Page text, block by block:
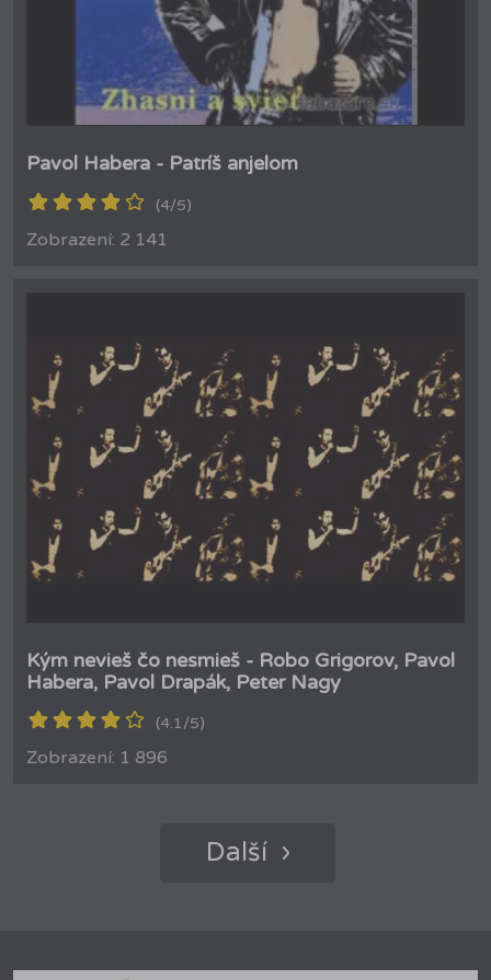
Pavol Habera - Patríš anjelom
(4/5)
Zobrazení: 2 141
Kým nevieš čo nesmieš - Robo Grigorov, Pavol
Habera, Pavol Drapák, Peter Nagy
(4.1/5)
Zobrazení: 1 896
Další ›